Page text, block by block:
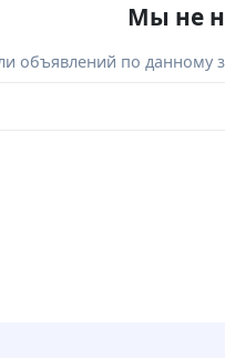
Мы не
по данному